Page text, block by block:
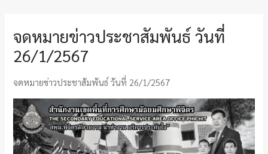
จดหมายข่าวประชาสัมพันธ์ วันที่
26/1/2567
จดหมายข่าวประชาสัมพันธ์ วันที่ 26/1/2567